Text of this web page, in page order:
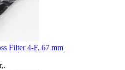
Filter 4-F, 67 mm
,.